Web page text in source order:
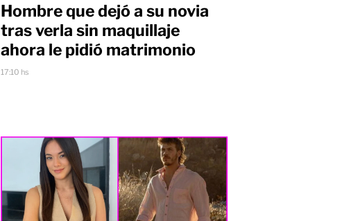
Hombre que dejó a su novia
tras verla sin maquillaje
ahora le pidió matrimonio
17:10 hs